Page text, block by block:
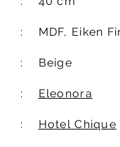
MDF, Eiken
Beige
Eleonora
Hotel Chique